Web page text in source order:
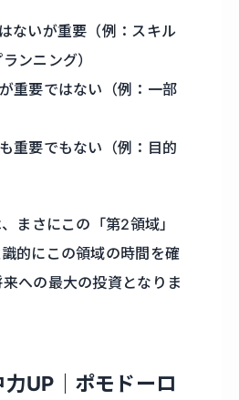
ないが重要（例：スキル
ンニング）
重要ではない（例：一部
重要でもない（例：目的
まさにこの「第2領域」
的にこの領域の時間を確
への最大の投資となりま
UP｜ポモドーロ